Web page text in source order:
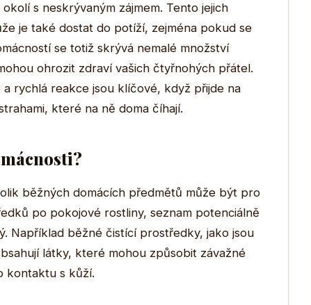
s neskrývaným zájmem. Tento jejich
je také dostat do potíží, zejména pokud se
se totiž skrývá nemalé množství
ohrozit zdraví vašich čtyřnohých přátel.
rychlá reakce jsou klíčové, když přijde na
které na ně doma číhají.
běžných domácích předmětů může být pro
po pokojové rostliny, seznam potenciálně
Například běžné čistící prostředky, jako jsou
látky, které mohou způsobit závažné
kontaktu s kůží.